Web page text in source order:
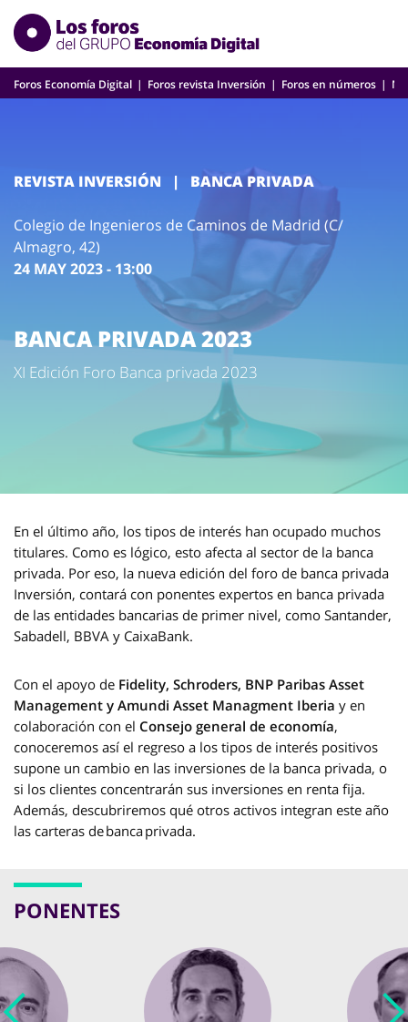
Skip
content
Foros Economía Digital Foros revista Inversión Foros en números
REVISTA INVERSIÓN | BANCA PRIVADA
Colegio de Ingenieros de Caminos de Madrid (C/
Almagro, 42)
24 MAY 2023 - 13:00
BANCA PRIVADA 2023
XI Edición Foro Banca privada 2023
En el último año, los tipos de interés han ocupado muchos
titulares. Como es lógico, esto afecta al sector de la banca
privada. Por eso, la nueva edición del foro de banca privada
Inversión, contará con ponentes expertos en banca privada
de las entidades bancarias de primer nivel, como Santander,
Sabadell, BBVA y CaixaBank.
Con el apoyo de Fidelity, Schroders, BNP Paribas Asset
Management y Amundi Asset Managment Iberia y en
colaboración con el Consejo general de economía,
conoceremos así el regreso a los tipos de interés positivos
supone un cambio en las inversiones de la banca privada, o
si los clientes concentrarán sus inversiones en renta fija.
Además, descubriremos qué otros activos integran este año
las carteras de banca privada.
PONENTES